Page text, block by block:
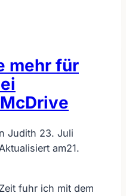
mehr für
Judith 23. Juli
am21.
fuhr ich mit dem